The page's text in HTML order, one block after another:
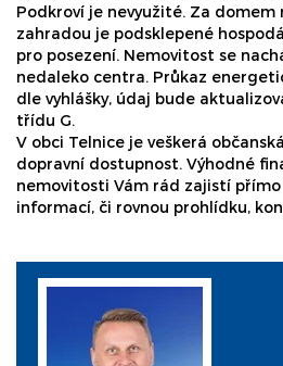
Podkroví je nevyužité. Za domem
zahradou je podsklepené
pro posezení. Nemovitost se
nedaleko centra. Průkaz
dle vyhlášky, údaj bude
třídu G.
V obci Telnice je veškerá
dopravní dostupnost. Výhodné
nemovitosti Vám rád zajistí přímo
informací, či rovnou prohlídku,